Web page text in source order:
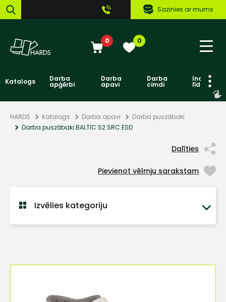
Sazinies ar mums
0 0
Katalogs Darba
apģērbi
Darba
apavi
Darba
cimdi līdzekļi
HARDS Katalogs Darba apavi
Darba puszābaki
Darba puszābaki BALTIC S2 SRC ESD
Dalīties
Pievienot vēlmju sarakstam
Izvēlies kategoriju